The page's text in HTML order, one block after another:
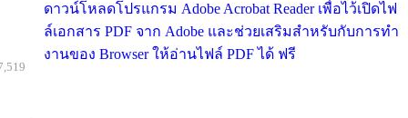
ดาวน์โหลดโปรแกรม Adobe Acrobat Reader เพื่อไว้เปิดไฟ
ล์เอกสาร PDF จาก Adobe และช่วยเสริมสำหรับกับการทำ
งานของ Browser ให้อ่านไฟล์ PDF ได้ ฟรี